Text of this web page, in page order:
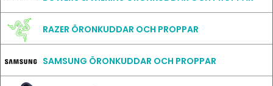
RAZER ÖRONKUDDAR OCH PROPPAR
SAMSUNG ÖRONKUDDAR OCH PROPPAR